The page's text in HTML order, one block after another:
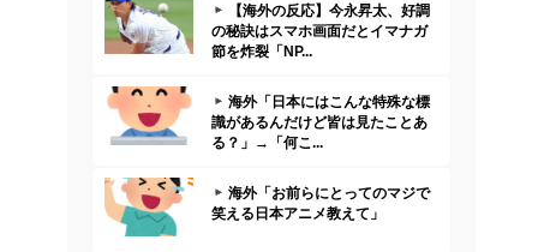
【海外の反応】今永昇太、好調
の秘訣はスマホ画面だとイマナガ
節を炸裂「NP...
海外「日本にはこんな特殊な標
識があるんだけど皆は見たことあ
る？」→「何こ...
海外「お前らにとってのマジで
笑える日本アニメ教えて」